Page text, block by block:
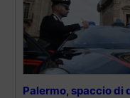
Palermo, spaccio di